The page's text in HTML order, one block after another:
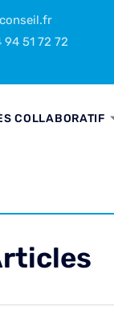
94 51 72 72
COLLABORATIF